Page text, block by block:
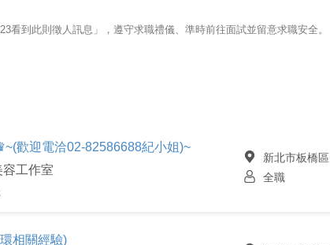
看到此則徵人訊息」，遵守求職禮儀、準時前往面試並留意求職安全。
歡迎電洽02-82586688紀小姐)~
工作室
新北市板橋區
全職
相關經驗)